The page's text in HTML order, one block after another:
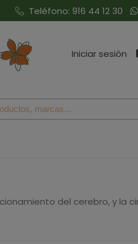
Teléfono: 916 44 12 30
Iniciar sesión
del cerebro, y la